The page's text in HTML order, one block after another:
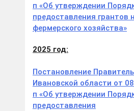
п «Об утверждении
предоставления грантов
фермерского хозяйства»
2025 год:
Постановление
Ивановской области от
п «Об утверждении
предоставления